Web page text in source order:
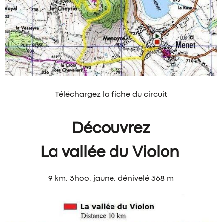
Téléchargez la fiche du circuit
Découvrez
La vallée du Violon
9 km, 3hoo, jaune, dénivelé 368 m